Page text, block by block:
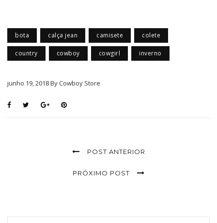
bota calça jean camisete colete
country cowboy cowgirl inverno
junho 19, 2018 By Cowboy Store
POST ANTERIOR
PRÓXIMO POST